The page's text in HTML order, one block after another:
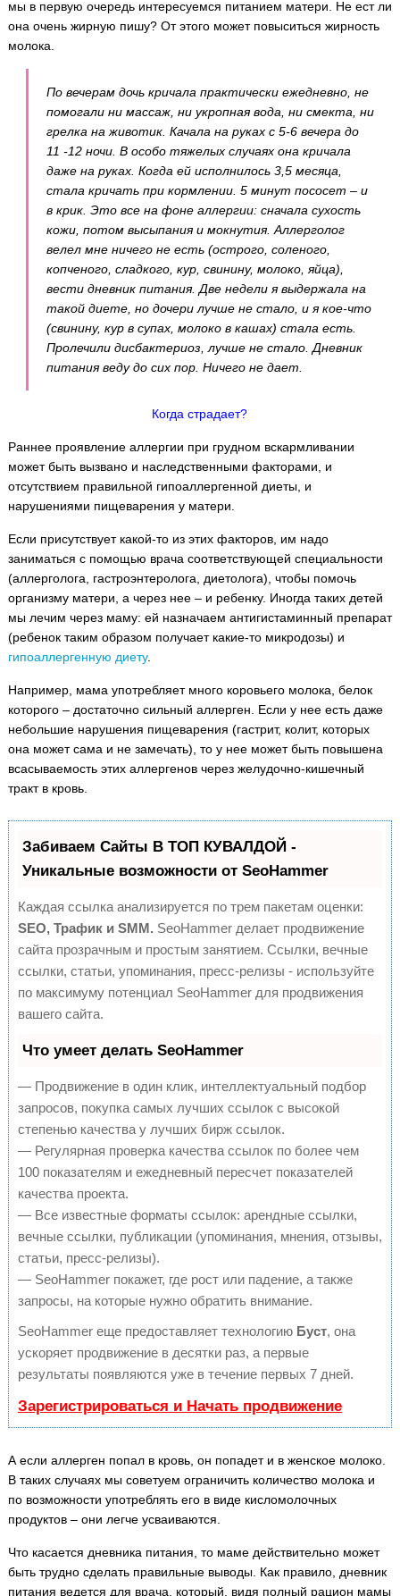
мы в первую очередь интересуемся питанием матери. Не ест ли
она очень жирную пишу? От этого может повыситься жирность
молока.
По вечерам дочь кричала практически ежедневно, не
помогали ни массаж, ни укропная вода, ни смекта, ни
грелка на животик. Качала на руках с 5-6 вечера до
11 -12 ночи. В особо тяжелых случаях она кричала
даже на руках. Когда ей исполнилось 3,5 месяца,
стала кричать при кормлении. 5 минут пососет – и
в крик. Это все на фоне аллергии: сначала сухость
кожи, потом высыпания и мокнутия. Аллерголог
велел мне ничего не есть (острого, соленого,
копченого, сладкого, кур, свинину, молоко, яйца),
вести дневник питания. Две недели я выдержала на
такой диете, но дочери лучше не стало, и я кое-что
(свинину, кур в супах, молоко в кашах) стала есть.
Пролечили дисбактериоз, лучше не стало. Дневник
питания веду до сих пор. Ничего не дает.
Когда страдает?
Раннее проявление аллергии при грудном вскармливании
может быть вызвано и наследственными факторами, и
отсутствием правильной гипоаллергенной диеты, и
нарушениями пищеварения у матери.
Если присутствует какой-то из этих факторов, им надо
заниматься с помощью врача соответствующей специальности
(аллерголога, гастроэнтеролога, диетолога), чтобы помочь
организму матери, а через нее – и ребенку. Иногда таких детей
мы лечим через маму: ей назначаем антигистаминный препарат
(ребенок таким образом получает какие-то микродозы) и
гипоаллергенную диету.
Например, мама употребляет много коровьего молока, белок
которого – достаточно сильный аллерген. Если у нее есть даже
небольшие нарушения пищеварения (гастрит, колит, которых
она может сама и не замечать), то у нее может быть повышена
всасываемость этих аллергенов через желудочно-кишечный
тракт в кровь.
Забиваем Сайты В ТОП КУВАЛДОЙ -
Уникальные возможности от SeoHammer
Каждая ссылка анализируется по трем пакетам оценки:
SEO, Трафик и SMM. SeoHammer делает продвижение
сайта прозрачным и простым занятием. Ссылки, вечные
ссылки, статьи, упоминания, пресс-релизы - используйте
по максимуму потенциал SeoHammer для продвижения
вашего сайта.
Что умеет делать SeoHammer
— Продвижение в один клик, интеллектуальный подбор
запросов, покупка самых лучших ссылок с высокой
степенью качества у лучших бирж ссылок.
— Регулярная проверка качества ссылок по более чем
100 показателям и ежедневный пересчет показателей
качества проекта.
— Все известные форматы ссылок: арендные ссылки,
вечные ссылки, публикации (упоминания, мнения, отзывы,
статьи, пресс-релизы).
— SeoHammer покажет, где рост или падение, а также
запросы, на которые нужно обратить внимание.
SeoHammer еще предоставляет технологию Буст, она
ускоряет продвижение в десятки раз, а первые
результаты появляются уже в течение первых 7 дней.
Зарегистрироваться и Начать продвижение
А если аллерген попал в кровь, он попадет и в женское молоко.
В таких случаях мы советуем ограничить количество молока и
по возможности употреблять его в виде кисломолочных
продуктов – они легче усваиваются.
Что касается дневника питания, то маме действительно может
быть трудно сделать правильные выводы. Как правило, дневник
питания ведется для врача, который, видя полный рацион мамы